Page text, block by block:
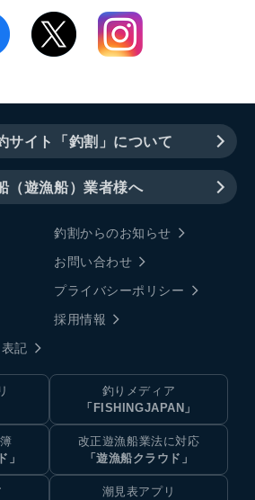
サイト「釣割」について
（遊漁船）業者様へ
釣割からのお知らせ
お問い合わせ
プライバシーポリシー
採用情報
記
釣りメディア
「FISHINGJAPAN」
」
改正遊漁船業法に対応
「遊漁船クラウド」
潮見表アプリ